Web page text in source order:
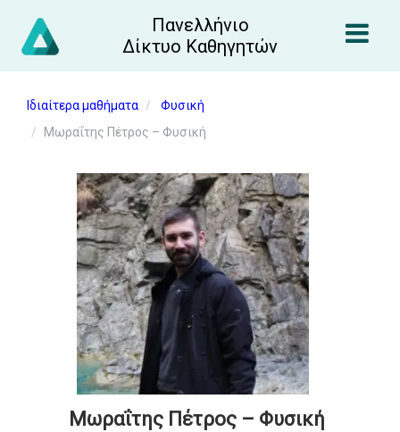
Πανελλήνιο
Δίκτυο Καθηγητών
Ιδιαίτερα μαθήματα
Φυσική
Μωραΐτης Πέτρος – Φυσική
Μωραΐτης Πέτρος – Φυσική